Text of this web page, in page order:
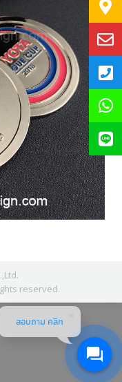
reserved.
สอบถาม คลิก